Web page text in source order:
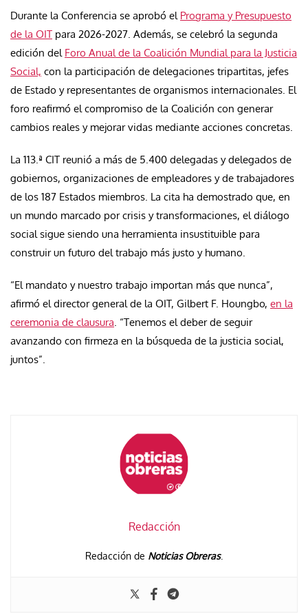
Durante la Conferencia se aprobó el Programa y Presupuesto
de la OIT para 2026-2027. Además, se celebró la segunda
edición del Foro Anual de la Coalición Mundial para la Justicia
Social, con la participación de delegaciones tripartitas, jefes
de Estado y representantes de organismos internacionales. El
foro reafirmó el compromiso de la Coalición con generar
cambios reales y mejorar vidas mediante acciones concretas.
La 113.ª CIT reunió a más de 5.400 delegadas y delegados de
gobiernos, organizaciones de empleadores y de trabajadores
de los 187 Estados miembros. La cita ha demostrado que, en
un mundo marcado por crisis y transformaciones, el diálogo
social sigue siendo una herramienta insustituible para
construir un futuro del trabajo más justo y humano.
“El mandato y nuestro trabajo importan más que nunca”,
afirmó el director general de la OIT, Gilbert F. Houngbo, en la
ceremonia de clausura. “Tenemos el deber de seguir
avanzando con firmeza en la búsqueda de la justicia social,
juntos”.
Redacción
Redacción de Noticias Obreras.